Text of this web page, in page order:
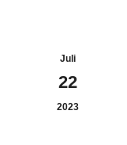
Juli
22
2023